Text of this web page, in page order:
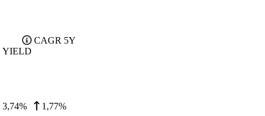
YIELD
CAGR 5Y
3,74% 1,77%